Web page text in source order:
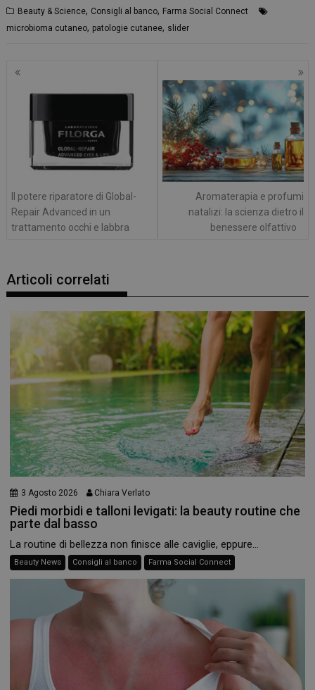
Beauty & Science, Consigli al banco, Farma Social Connect
microbioma cutaneo, patologie cutanee, slider
Navigazione
Il potere riparatore di Global-
Repair Advanced in un
trattamento occhi e labbra
Aromaterapia e profumi
natalizi: la scienza dietro il
benessere olfattivo
Articoli correlati
3 Agosto 2026 Chiara Verlato
Piedi morbidi e talloni levigati: la beauty routine che
parte dal basso
La routine di bellezza non finisce alle caviglie, eppure...
Beauty News Consigli al banco Farma Social Connect